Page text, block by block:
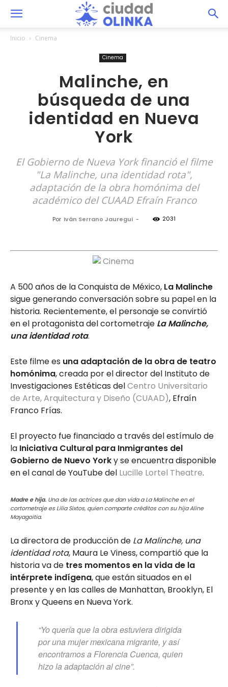
Inicio Cinema
Cinema
Malinche, en
búsqueda de una
identidad en Nueva
York
El Gobierno de Nueva York financió el filme
"La Malinche, una identidad rota",
adaptación de la obra homónima del
académico del CUAAD Efraín Franco
Por Iván Serrano Jauregui - 2031
A 500 años de la Conquista de México, La Malinche
sigue generando conversación sobre su papel en la
historia. Recientemente, el personaje se convirtió
en el protagonista del cortometraje La Malinche,
una identidad rota.
Este filme es una adaptación de la obra de teatro
homónima, creada por el director del Instituto de
Investigaciones Estéticas delCentro Universitario
de Arte, Arquitectura y Diseño (CUAAD), Efraín
Franco Frías.
El proyecto fue financiado a través del estímulo de
la Iniciativa Cultural para Inmigrantes del
Gobierno de Nuevo Yorky se encuentra disponible
en el canal de YouTube del Lucille Lortel Theatre.
Madre e hija. Una de las actrices que dan vida a La Malinche en el
cortometraje es Lilia Sixtos, quien comparte créditos con su hija Aline
Mayagoitia.
La directora de producción de La Malinche, una
identidad rota, Maura Le Viness, compartió que la
historia va de tres momentos en la vida de la
intérprete indígena, que están situados en el
presente y en las calles de Manhattan, Brooklyn, El
Bronx y Queens en Nueva York.
“Yo quería que la obra estuviera dirigida
por una mujer mexicana migrante, y así
encontramos a Florencia Cuenca, quien
hizo la adaptación al cine”.